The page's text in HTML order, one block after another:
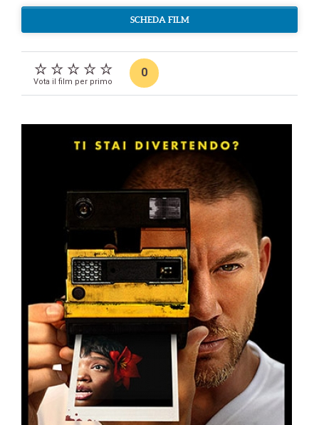
SCHEDA FILM
Vota il film per primo
0